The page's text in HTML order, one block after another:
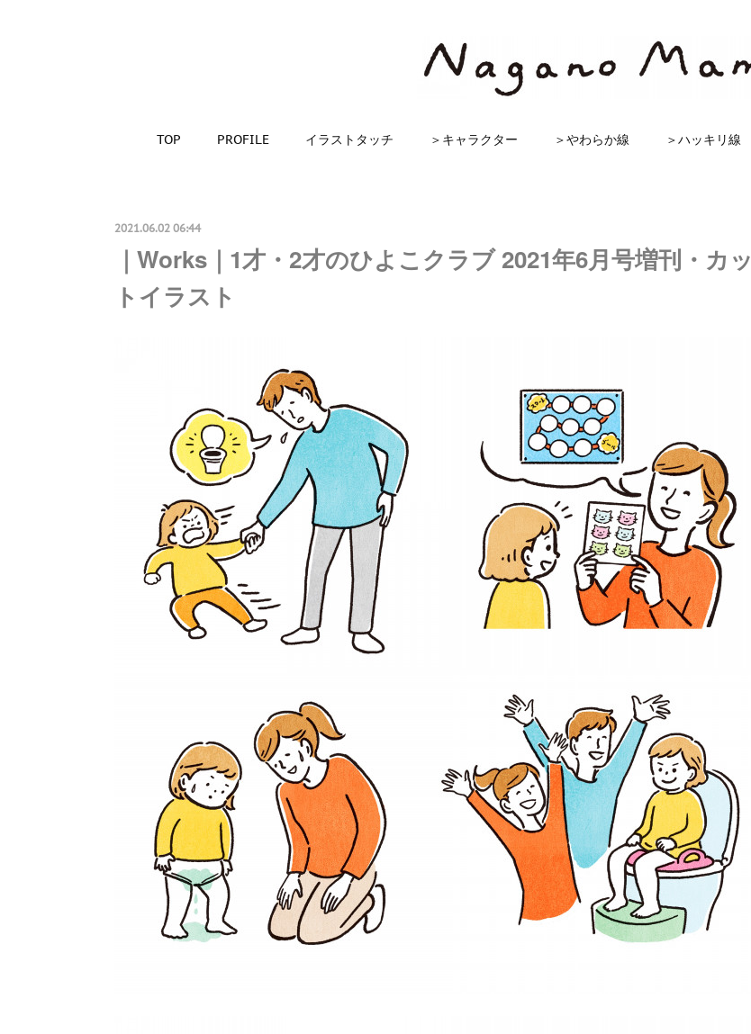
TOP PROFILE イラストタッチ ＞キャラクター ＞やわらか線 ＞ハッキリ線
2021.06.02 06:44
｜Works｜1才・2才のひよこクラブ 2021年6月号増刊・カッ
トイラスト